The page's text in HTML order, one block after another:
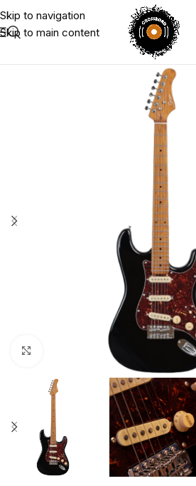
Skip to navigation
Skip to main content
Click to enlarge